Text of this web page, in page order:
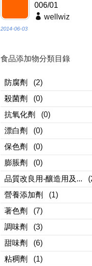
006/01
wellwiz
2014-06-03
食品添加物分類目錄
防腐劑
(2)
殺菌劑
(0)
抗氧化劑
(0)
漂白劑
(0)
保色劑
(0)
膨脹劑
(0)
品質改良用-釀造用及...
營養添加劑
(1)
著色劑
(7)
調味劑
(3)
甜味劑
(6)
粘稠劑
(1)